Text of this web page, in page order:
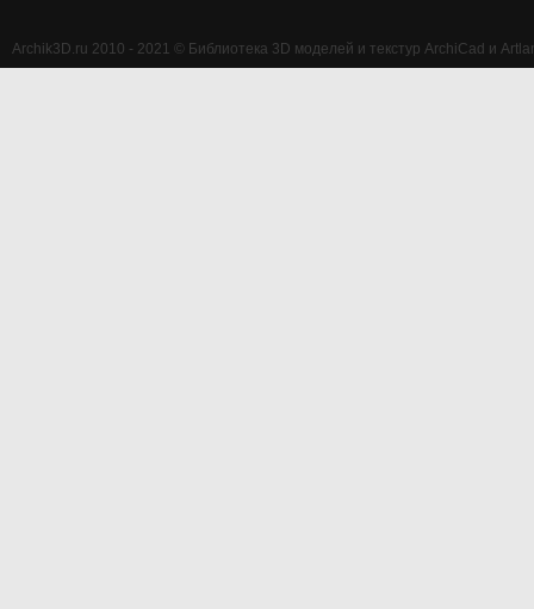
Archik3D.ru 2010 - 2021 © Библиотека 3D моделей и текстур ArchiCad и